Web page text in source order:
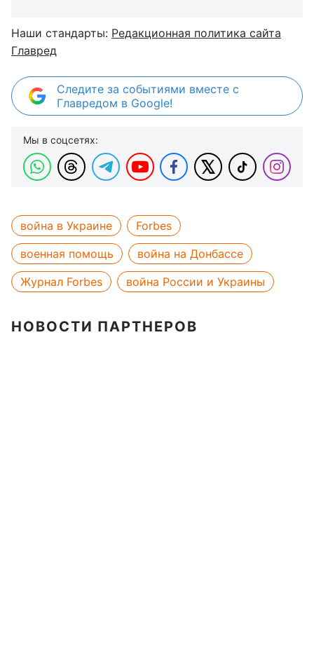
Наши стандарты: Редакционная политика сайта
Главред
Следите за событиями вместе с
Главредом в Google!
Мы в соцсетях:
война в Украине
Forbes
военная помощь
война на Донбассе
Журнал Forbes
война России и Украины
НОВОСТИ ПАРТНЕРОВ